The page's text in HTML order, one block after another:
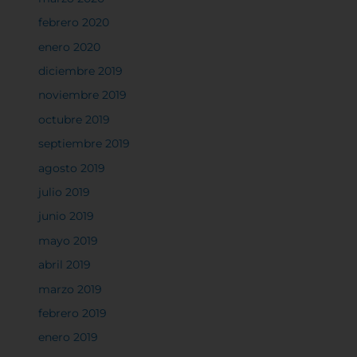
febrero 2020
enero 2020
diciembre 2019
noviembre 2019
octubre 2019
septiembre 2019
agosto 2019
julio 2019
junio 2019
mayo 2019
abril 2019
marzo 2019
febrero 2019
enero 2019
experiencia en el sitio y los servicios que podemos
Permitir todas
Cookies dirigidas
Cookies de funcionalidad